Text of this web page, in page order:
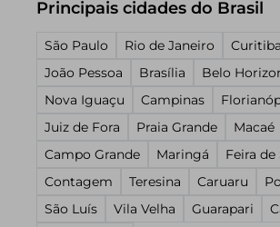
Principais cidades do Brasil
São Paulo Rio de Janeiro Curitiba
João Pessoa
Brasília Belo
Nova Iguaçu
Campinas
Juiz de Fora
Praia Grande
Macaé
Campo Grande
Maringá
Feira de
Contagem
Teresina Caruaru
São Luís
Vila Velha Guarapari